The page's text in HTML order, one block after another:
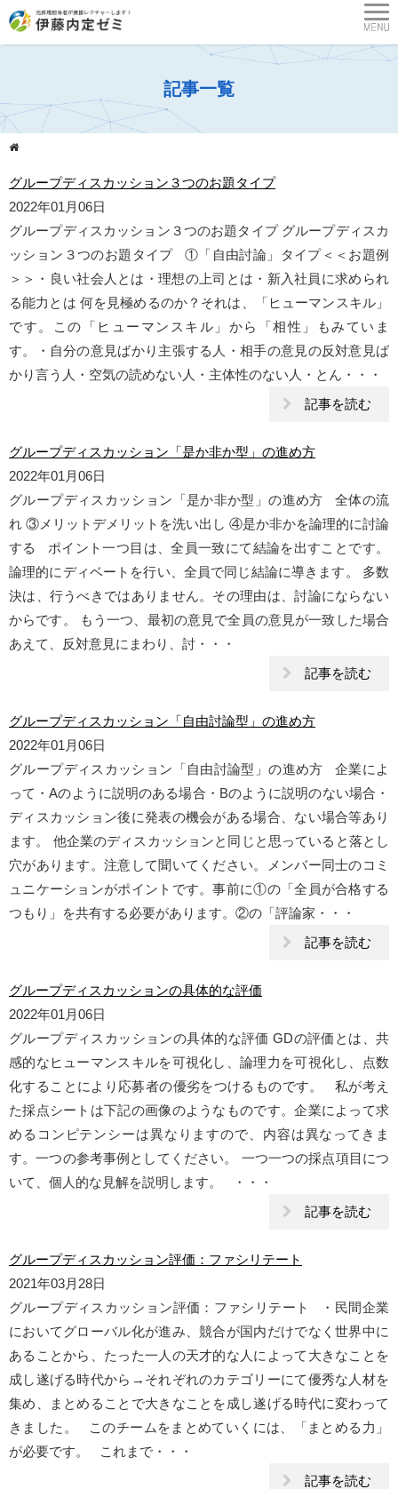
記事一覧
グループディスカッション３つのお題タイプ
2022年01月06日
グループディスカッション３つのお題タイプ グループディスカ
ッション３つのお題タイプ ①「自由討論」タイプ＜＜お題例
＞＞・良い社会人とは・理想の上司とは・新入社員に求められ
る能力とは 何を見極めるのか？それは、「ヒューマンスキル」
です。この「ヒューマンスキル」から「相性」もみていま
す。・自分の意見ばかり主張する人・相手の意見の反対意見ば
かり言う人・空気の読めない人・主体性のない人・とん・・・
記事を読む
グループディスカッション「是か非か型」の進め方
2022年01月06日
グループディスカッション「是か非か型」の進め方 全体の流
れ ③メリットデメリットを洗い出し ④是か非かを論理的に討論
する ポイント一つ目は、全員一致にて結論を出すことです。
論理的にディベートを行い、全員で同じ結論に導きます。 多数
決は、行うべきではありません。その理由は、討論にならない
からです。 もう一つ、最初の意見で全員の意見が一致した場合
あえて、反対意見にまわり、討・・・
記事を読む
グループディスカッション「自由討論型」の進め方
2022年01月06日
グループディスカッション「自由討論型」の進め方 企業によ
って・Aのように説明のある場合・Bのように説明のない場合・
ディスカッション後に発表の機会がある場合、ない場合等あり
ます。 他企業のディスカッションと同じと思っていると落とし
穴があります。注意して聞いてください。メンバー同士のコミ
ュニケーションがポイントです。事前に①の「全員が合格する
つもり」を共有する必要があります。②の「評論家・・・
記事を読む
グループディスカッションの具体的な評価
2022年01月06日
グループディスカッションの具体的な評価 GDの評価とは、共
感的なヒューマンスキルを可視化し、論理力を可視化し、点数
化することにより応募者の優劣をつけるものです。 私が考え
た採点シートは下記の画像のようなものです。企業によって求
めるコンピテンシーは異なりますので、内容は異なってきま
す。一つの参考事例としてください。 一つ一つの採点項目につ
いて、個人的な見解を説明します。 ・・・
記事を読む
グループディスカッション評価：ファシリテート
2021年03月28日
グループディスカッション評価：ファシリテート ・民間企業
においてグローバル化が進み、競合が国内だけでなく世界中に
あることから、たった一人の天才的な人によって大きなことを
成し遂げる時代から→それぞれのカテゴリーにて優秀な人材を
集め、まとめることで大きなことを成し遂げる時代に変わって
きました。 このチームをまとめていくには、「まとめる力」
が必要です。 これまで・・・
記事を読む